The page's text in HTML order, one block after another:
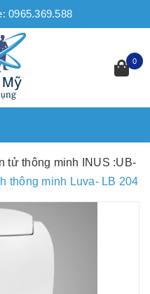
0965.369.588
0
tử thông minh INUS :UB-
thông minh Luva- LB 204